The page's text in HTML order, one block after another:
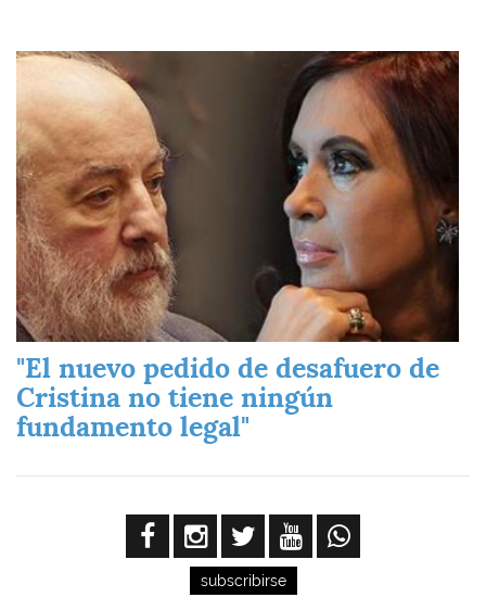
Imagen
"El nuevo pedido de desafuero de
Cristina no tiene ningún
fundamento legal"
subscribirse